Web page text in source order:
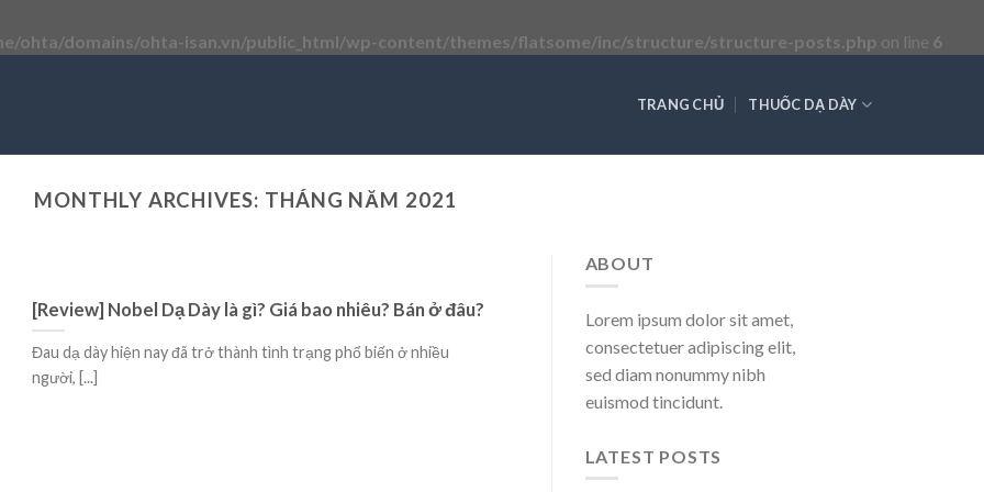
ohta/domains/ohta-isan.vn/public_html/wp-content/themes/flatsome/inc/structure/structure-posts.php on line 6
TRANG CHỦ THUỐC DẠ DÀY
MONTHLY ARCHIVES: THÁNG NĂM 2021
[Review] Nobel Dạ Dày là gì? Giá bao nhiêu? Bán ở đâu?
Đau dạ dày hiện nay đã trở thành tình trạng phổ biến ở nhiều
người, [...]
ABOUT
Lorem ipsum dolor sit amet,
consectetuer adipiscing elit,
sed diam nonummy nibh
euismod tincidunt.
LATEST POSTS